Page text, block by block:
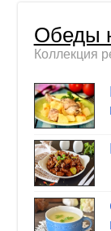
Обеды
Коллекция